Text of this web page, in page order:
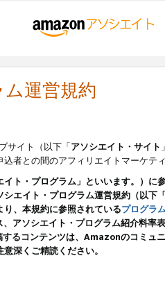
運営規約
サイト（以下「アソシエイト・サイト
込者との間のアフィリエイトマーケテ
ト・プログラム」といいます。）
エイト・プログラム運営規約（以下
、本規約に参照されているプログラ
アソシエイト・プログラム紹介料
るコンテンツは、Amazonのコミュ
深くご精読ください。